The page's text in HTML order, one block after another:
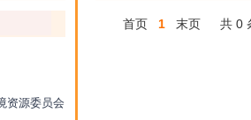
资源委员会
首页 1 末页 共 0